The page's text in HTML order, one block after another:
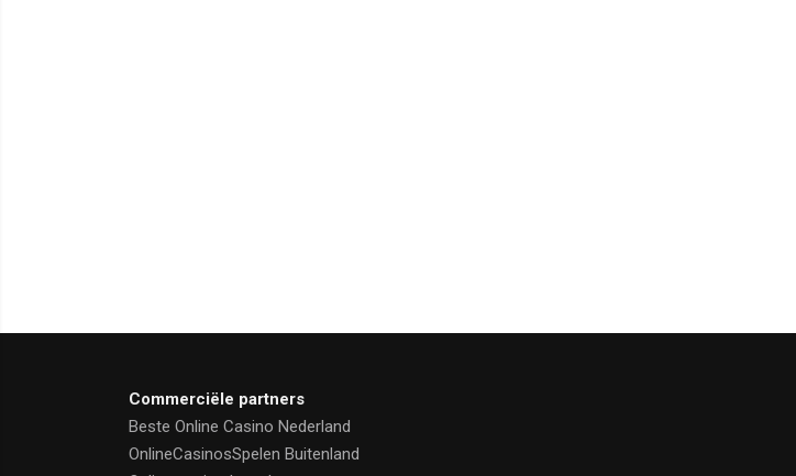
Commerciële partners
Beste Online Casino Nederland
OnlineCasinosSpelen Buitenland